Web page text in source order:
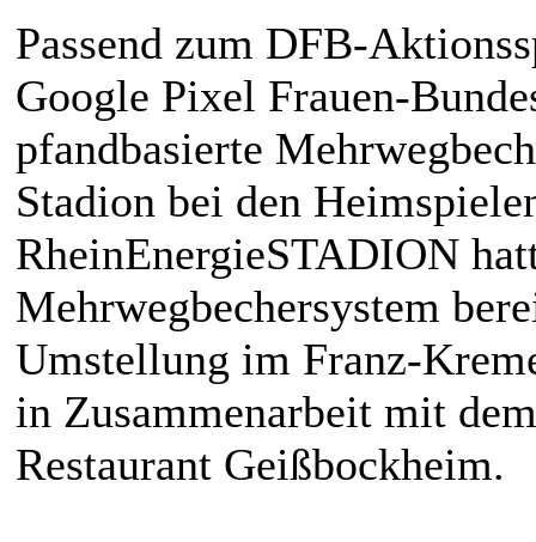
Passend zum DFB-
Google Pixel Frauen-
pfandbasierte
Stadion bei den
RheinEnergieSTADION
Mehrwegbechersystem
Umstellung im Franz-
in Zusammenarbeit mit
Restaurant Geißbockheim.